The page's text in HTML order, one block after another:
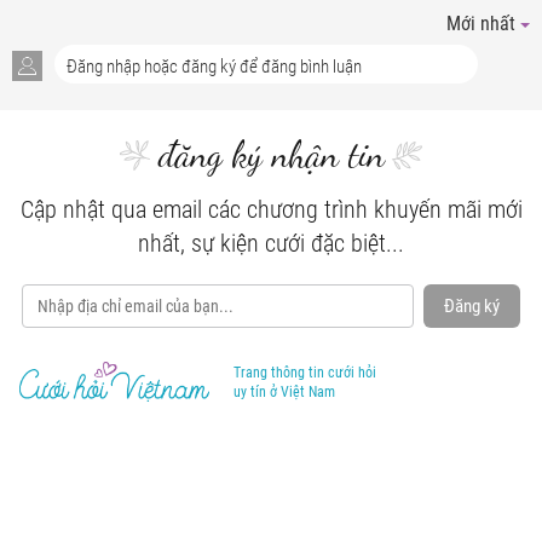
Mới nhất
đăng ký nhận tin
Cập nhật qua email các chương trình khuyến mãi mới
nhất, sự kiện cưới đặc biệt...
Đăng ký
Trang thông tin cưới hỏi
uy tín ở Việt Nam